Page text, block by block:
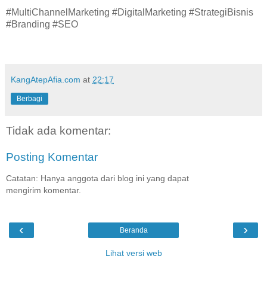
#MultiChannelMarketing #DigitalMarketing #StrategiBisnis
#Branding #SEO
KangAtepAfia.com at 22:17
Berbagi
Tidak ada komentar:
Posting Komentar
Catatan: Hanya anggota dari blog ini yang dapat
mengirim komentar.
‹ ›
Beranda
Lihat versi web